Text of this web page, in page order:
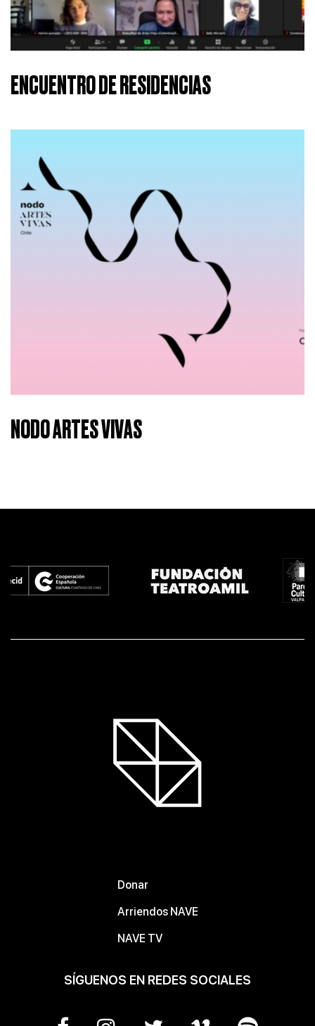
ENCUENTRO DE RESIDENCIAS
NODO ARTES VIVAS
Donar
Arriendos NAVE
NAVE TV
SÍGUENOS EN REDES SOCIALES